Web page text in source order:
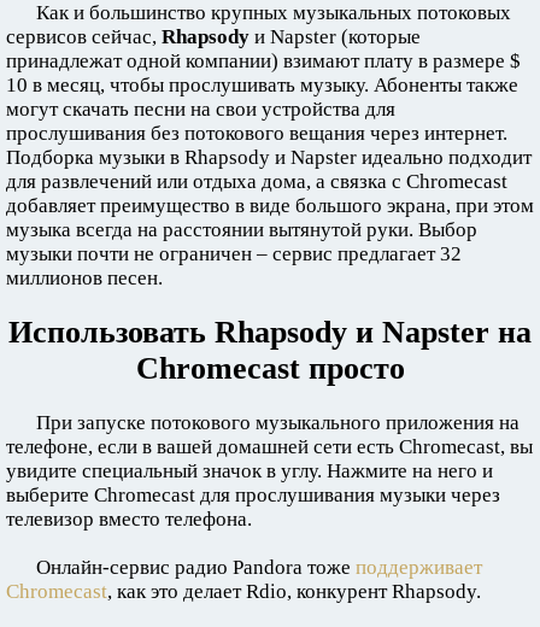
Как и большинство крупных музыкальных потоковых
сервисов сейчас, Rhapsody и Napster (которые
принадлежат одной компании) взимают плату в размере $
10 в месяц, чтобы прослушивать музыку. Абоненты также
могут скачать песни на свои устройства для
прослушивания без потокового вещания через интернет.
Подборка музыки в Rhapsody и Napster идеально подходит
для развлечений или отдыха дома, а связка с Chromecast
добавляет преимущество в виде большого экрана, при этом
музыка всегда на расстоянии вытянутой руки. Выбор
музыки почти не ограничен – сервис предлагает 32
миллионов песен.
Использовать Rhapsody и Napster на
Chromecast просто
При запуске потокового музыкального приложения на
телефоне, если в вашей домашней сети есть Chromecast, вы
увидите специальный значок в углу. Нажмите на него и
выберите Chromecast для прослушивания музыки через
телевизор вместо телефона.
Онлайн-сервис радио Pandora тоже поддерживает
Chromecast, как это делает Rdio, конкурент Rhapsody.